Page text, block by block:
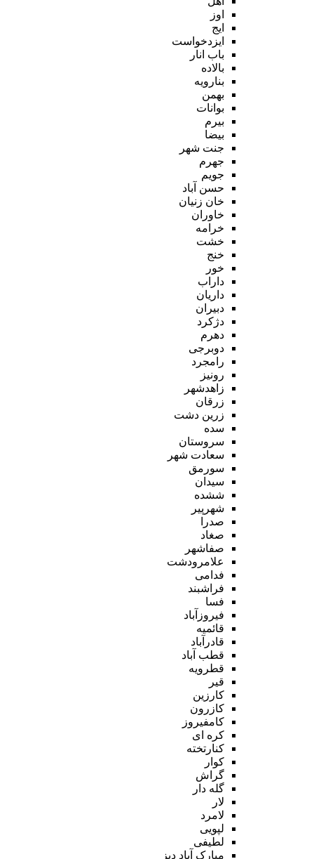
اوز
ایج
ایزدخواست
باب انار
بالاده
بنارویه
بهمن
بوانات
بیرم
بیضا
جنت شهر
جهرم
جویم
حسن آباد
خان زنیان
خاوران
خرامه
خشت
خنج
خور
داراب
داریان
دبیران
دژکرد
دهرم
دوبرجی
رامجرد
رونیز
زاهدشهر
زرقان
زرین دشت
سده
سروستان
سعادت شهر
سورمق
سیدان
ششده
شهرپیر
صدرا
صغاد
صفاشهر
علامرودشت
فدامی
فراشبند
فسا
فیروزآباد
قائمیه
قادرآباد
قطب آباد
قطرویه
قیر
کارزین
کازرون
کامفیروز
کره ای
کنارتخته
کوار
گراش
گله دار
لار
لامرد
لپویی
لطیفی
مبارک آباد دیز